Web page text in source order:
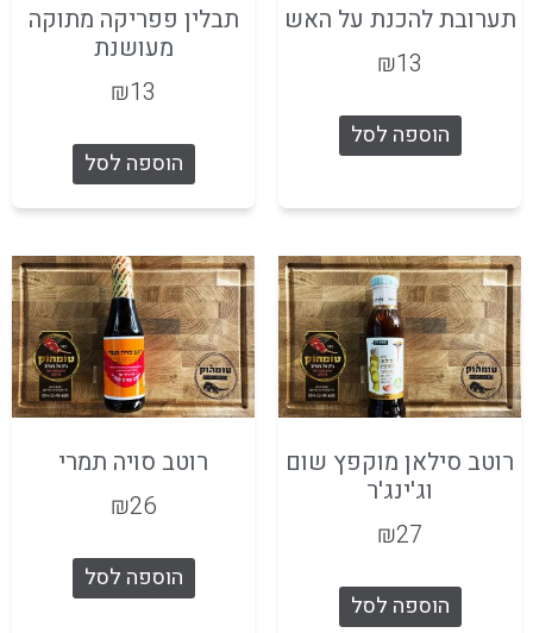
תערובת להכנת על האש
₪13
הוספה לסל
תבלין פפריקה מתוקה
מעושנת
₪13
הוספה לסל
רוטב סילאן מוקפץ שום
וג'ינג'ר
₪27
הוספה לסל
רוטב סויה תמרי
₪26
הוספה לסל